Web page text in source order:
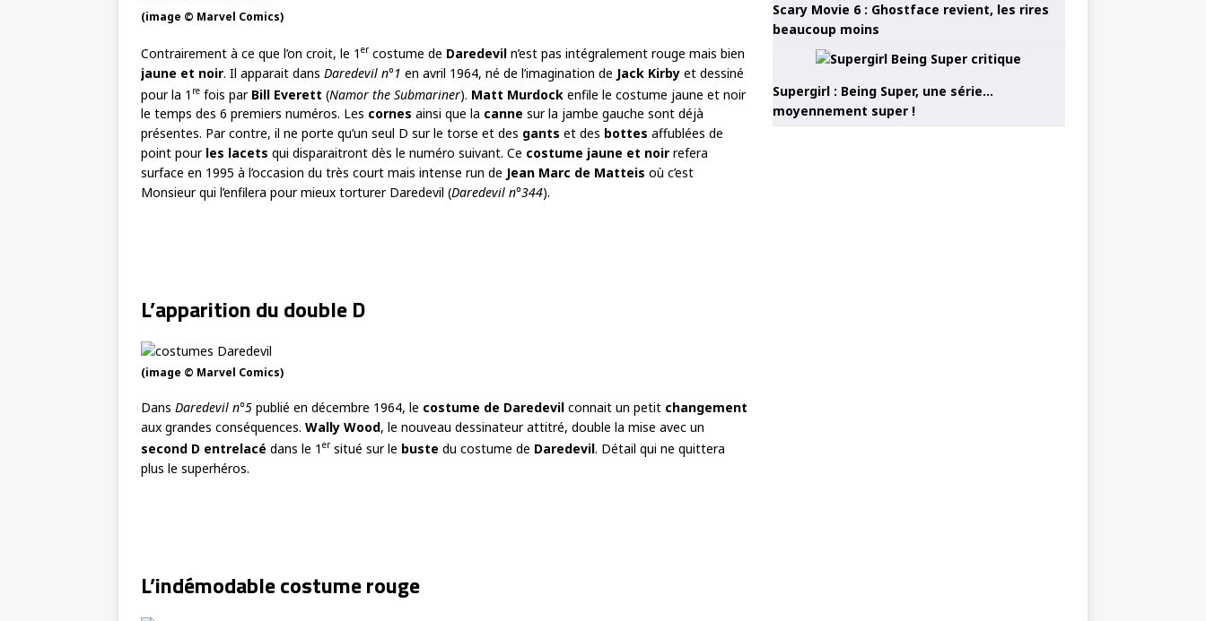
(image © Marvel Comics)
Contrairement à ce que l’on croit, le 1 ercostume de Daredevil n’est pas intégralement rouge mais bien
jaune et noir. Il apparait dans Daredevil n°1 en avril 1964, né de l’imagination de Jack Kirby et dessiné
pour la 1 re fois par Bill Everett (Namor the Submariner). Matt Murdock enfile le costume jaune et noir
le temps des 6 premiers numéros. Les cornes ainsi que la canne sur la jambe gauche sont déjà
présentes. Par contre, il ne porte qu’un seul D sur le torse et des gants et des bottes affublées de
point pour les lacets qui disparaitront dès le numéro suivant. Ce costume jaune et noir refera
surface en 1995 à l’occasion du très court mais intense run de Jean Marc de Matteis où c’est
Monsieur qui l’enfilera pour mieux torturer Daredevil (Daredevil n°344).
L’apparition du double D
(image © Marvel Comics)
Dans Daredevil n°5 publié en décembre 1964, le costume de Daredevil connait un petit changement
aux grandes conséquences. Wally Wood, le nouveau dessinateur attitré, double la mise avec un
second D entrelacé dans le 1 ersitué sur le buste du costume de Daredevil. Détail qui ne quittera
plus le superhéros.
L’indémodable costume rouge
Scary Movie 6 : Ghostface revient, les rires
beaucoup moins
Supergirl : Being Super, une série…
moyennement super !